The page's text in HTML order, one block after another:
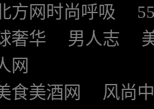
方网时尚呼吸
奢华 男人志
网
食美酒网
风尚